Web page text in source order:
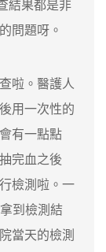
結果都是非
問題呀。
啦。醫護人
用一次性的
有一點點
完血之後
檢測啦。一
到檢測結
當天的檢測